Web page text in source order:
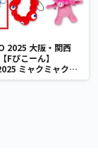
2025 大阪・関西
Fぴこーん】
ミャクミャク
ゴム紐付きぬいぐ